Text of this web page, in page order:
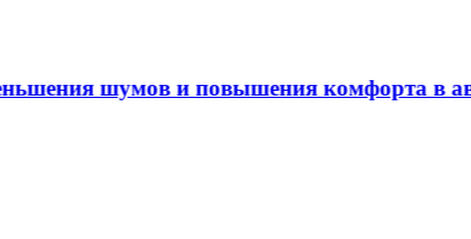
шумов и повышения комфорта в